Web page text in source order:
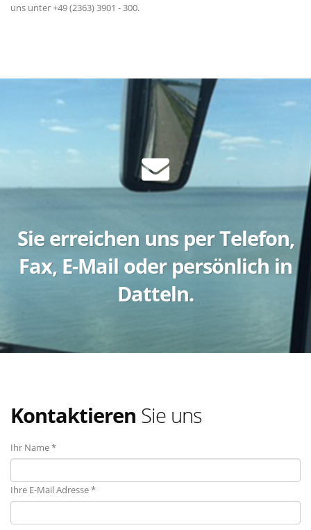
uns unter +49 (2363) 3901 - 300.
Sie erreichen uns per Telefon,
Fax, E-Mail oder persönlich in
Datteln.
Kontaktieren Sie uns
Ihr Name *
Ihre E-Mail Adresse *